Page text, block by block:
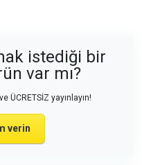
istediği bir
var mı?
ÜCRETSİZ yayınlayın!
verin